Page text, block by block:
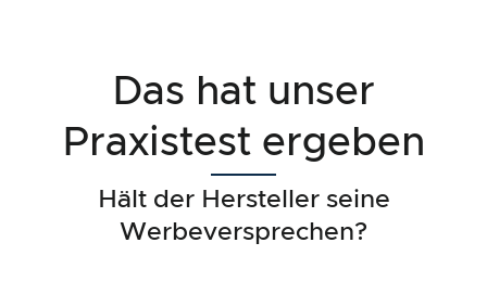
Das hat unser
Praxistest ergeben
Hält der Hersteller seine
Werbeversprechen?